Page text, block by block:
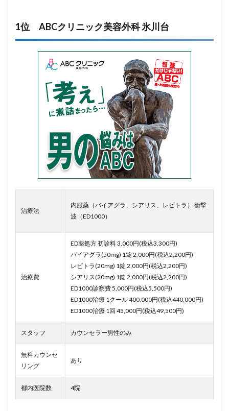
1位 ABCクリニック美容外科 氷川台
治療法
内服薬（バイアグラ、シアリス、レビトラ） 衝撃
波（ED1000）
治療費
ED薬処方 初診料 3,000円(税込3,300円)
バイアグラ(50mg) 1錠 2,000円(税込2,200円)
レビトラ(20mg) 1錠 2,000円(税込2,200円)
シアリス(20mg) 1錠 2,000円(税込2,200円)
ED1000診察費 5,000円(税込5,500円)
ED1000治療 1クール 400,000円(税込440,000円)
ED1000治療 1回 45,000円(税込49,500円)
スタッフ カウンセラー男性のみ
無料カウンセ
リング
あり
都内医院数 4院